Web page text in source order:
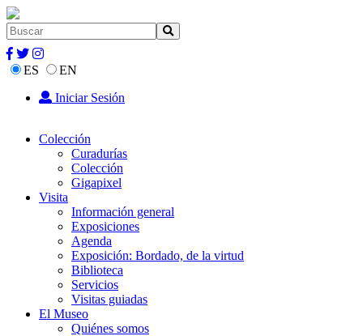
ES
EN
Iniciar Sesión
Colección
Curadurías
Colección
Gigapixel
Visita
Información general
Exposiciones
Agenda
Exposición: Bordado, de la virtud
Biblioteca
Servicios
Visitas guiadas
El Museo
Quiénes somos